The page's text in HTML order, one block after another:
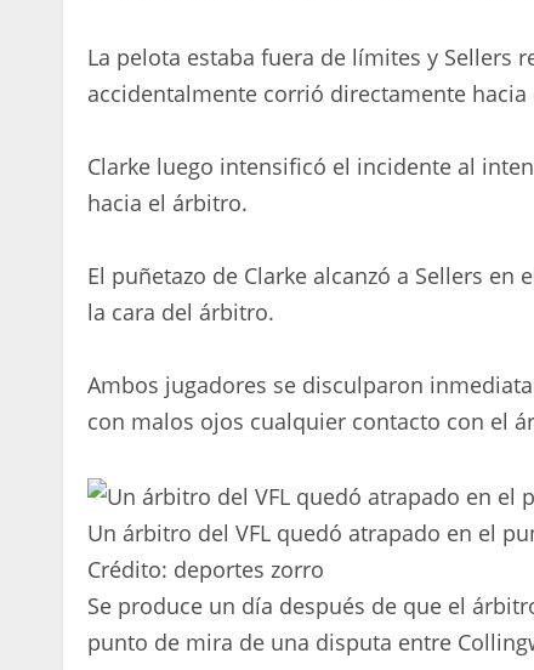
La pelota estaba fuera de límites y Sellers
accidentalmente corrió directamente
Clarke luego intensificó el incidente al
hacia el árbitro.
El puñetazo de Clarke alcanzó a Sellers
la cara del árbitro.
Ambos jugadores se disculparon
con malos ojos cualquier contacto con el
Un árbitro del VFL quedó atrapado en el
Crédito: deportes zorro
Se produce un día después de que el
punto de mira de una disputa entre